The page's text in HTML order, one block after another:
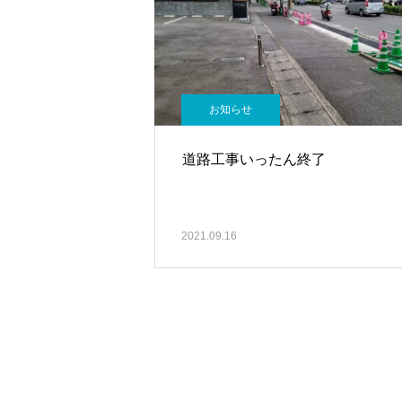
お知らせ
道路工事いったん終了
2021.09.16